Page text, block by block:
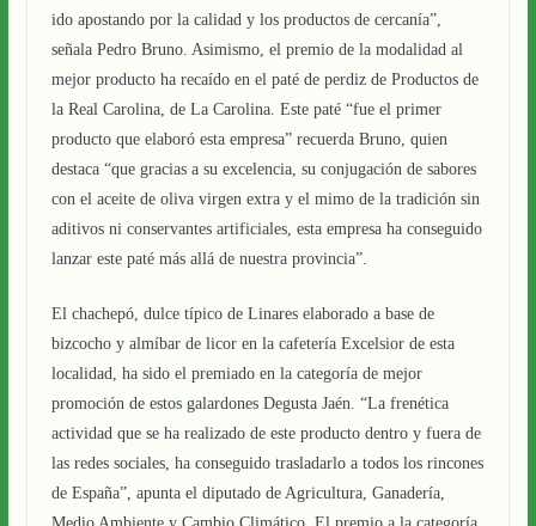
ido apostando por la calidad y los productos de cercanía”,
señala Pedro Bruno. Asimismo, el premio de la modalidad al
mejor producto ha recaído en el paté de perdiz de Productos de
la Real Carolina, de La Carolina. Este paté “fue el primer
producto que elaboró esta empresa” recuerda Bruno, quien
destaca “que gracias a su excelencia, su conjugación de sabores
con el aceite de oliva virgen extra y el mimo de la tradición sin
aditivos ni conservantes artificiales, esta empresa ha conseguido
lanzar este paté más allá de nuestra provincia”.
El chachepó, dulce típico de Linares elaborado a base de
bizcocho y almíbar de licor en la cafetería Excelsior de esta
localidad, ha sido el premiado en la categoría de mejor
promoción de estos galardones Degusta Jaén. “La frenética
actividad que se ha realizado de este producto dentro y fuera de
las redes sociales, ha conseguido trasladarlo a todos los rincones
de España”, apunta el diputado de Agricultura, Ganadería,